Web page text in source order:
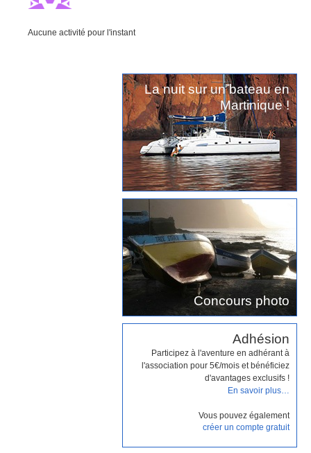
Aucune activité pour l'instant
La nuit sur un bateau en
Martinique !
Concours photo
Adhésion
Participez à l'aventure en adhérant à
l'association pour 5€/mois et bénéficiez
d'avantages exclusifs !
En savoir plus…
Vous pouvez également
créer un compte gratuit